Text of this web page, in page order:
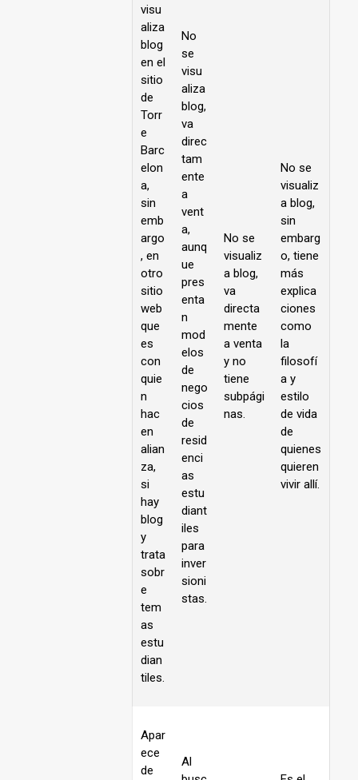
visu
aliza
blog
en el
sitio
de
Torr
e
Barc
elon
a,
sin
emb
argo
, en
otro
sitio
web
que
es
con
quie
n
hac
en
alian
za,
si
hay
blog
y
trata
sobr
e
tem
as
estu
dian
tiles.
No
se
visu
aliza
blog,
va
direc
tam
ente
a
vent
a,
aunq
ue
pres
enta
n
mod
elos
de
nego
cios
de
resid
enci
as
estu
diant
iles
para
inver
sioni
stas.
No se
visualiz
a blog,
va
directa
mente
a venta
y no
tiene
subpági
nas.
No se
visualiz
a blog,
sin
embarg
o, tiene
más
explica
ciones
como
la
filosofí
a y
estilo
de vida
de
quienes
quieren
vivir allí.
Apar
ece
de
Al